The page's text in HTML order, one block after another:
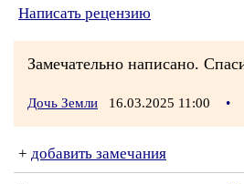
Написать рецензию
Замечательно написано.
Дочь Земли 16.03.2025 11:00 •
+ добавить замечания